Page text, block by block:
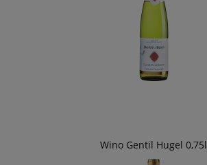
Wino Gentil Hugel 0,75l